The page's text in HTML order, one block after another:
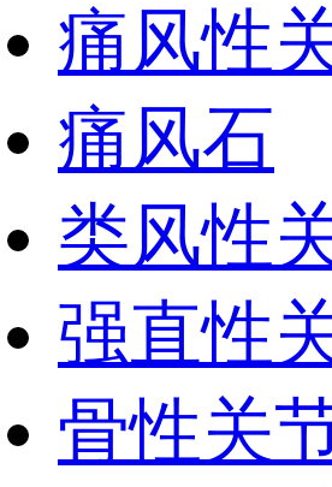
痛风性
痛风石
类风性
强直性
骨性关